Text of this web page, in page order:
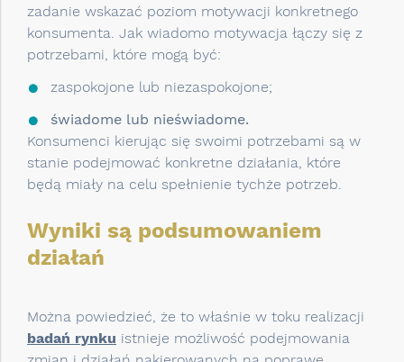
zadanie wskazać poziom motywacji konkretnego
konsumenta. Jak wiadomo motywacja łączy się z
potrzebami, które mogą być:
zaspokojone lub niezaspokojone;
świadome lub nieświadome.
Konsumenci kierując się swoimi potrzebami są w
stanie podejmować konkretne działania, które
będą miały na celu spełnienie tychże potrzeb.
Wyniki są podsumowaniem
działań
Można powiedzieć, że to właśnie w toku realizacji
badań rynku istnieje możliwość podejmowania